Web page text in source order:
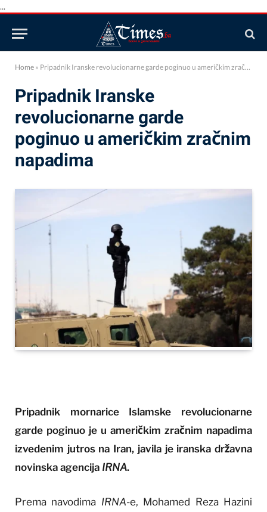
...
Home » Pripadnik Iranske revolucionarne garde poginuo u američkim zračnim napadima
Pripadnik Iranske
revolucionarne garde
poginuo u američkim zračnim
napadima
Pripadnik mornarice Islamske revolucionarne
garde poginuo je u američkim zračnim napadima
izvedenim jutros na Iran, javila je iranska državna
novinska agencija IRNA.
Prema navodima IRNA-e, Mohamed Reza Hazini